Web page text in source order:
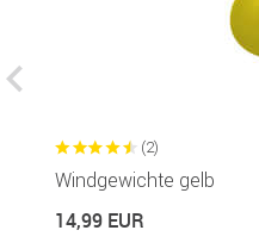
(2)
Windgewichte gelb
14,99 EUR